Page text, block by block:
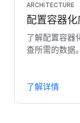
ARCHITECTURE
配置容器化
了解配置容器
查所需的数据。
了解详情